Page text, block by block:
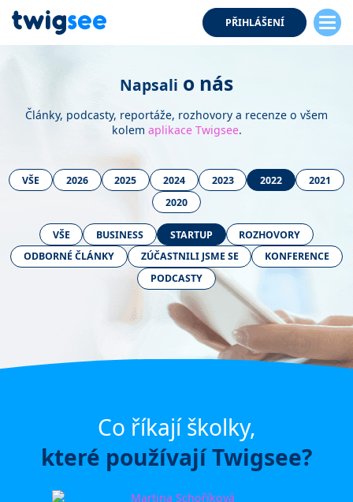
PŘIHLÁŠENÍ
Napsali o nás
Články, podcasty, reportáže, rozhovory a recenze o všem
kolem aplikace Twigsee.
VŠE 2026 2025 2024 2023 2022
2021
2020
VŠE BUSINESS STARTUP
ROZHOVORY
ODBORNÉ ČLÁNKY
ZÚČASTNILI JSME SE
KONFERENCE
PODCASTY
Co říkají školky,
které používají Twigsee?